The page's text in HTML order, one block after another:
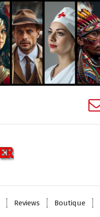
Reviews Boutique